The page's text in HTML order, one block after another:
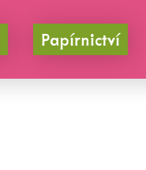
Papírnictví